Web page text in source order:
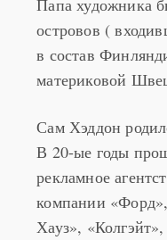
Папа художника
островов (
в состав
материковой
Сам Хэддон
В 20-ые годы
рекламное
компании
Хауз»,